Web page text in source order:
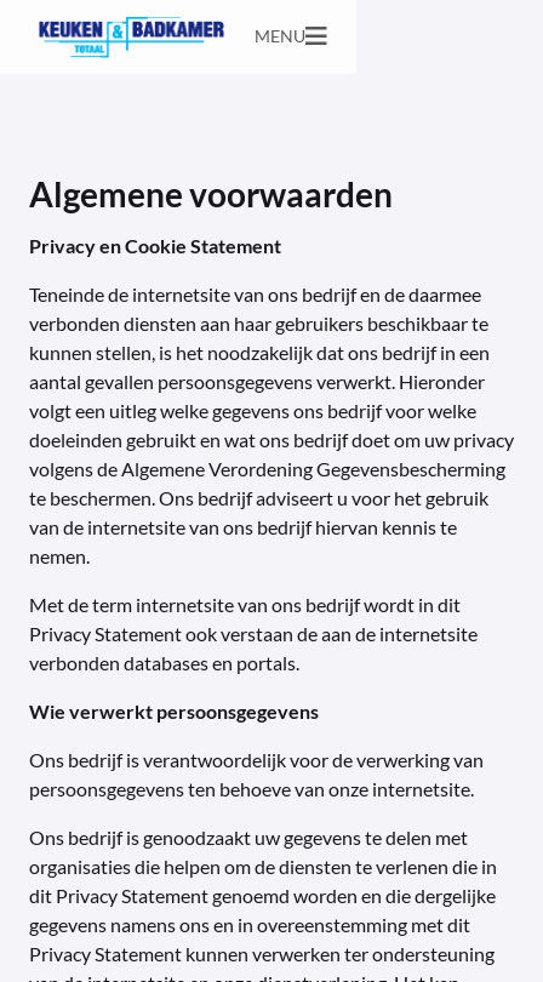
MENU
Algemene voorwaarden
Privacy en Cookie Statement
Teneinde de internetsite van ons bedrijf en de daarmee
verbonden diensten aan haar gebruikers beschikbaar te
kunnen stellen, is het noodzakelijk dat ons bedrijf in een
aantal gevallen persoonsgegevens verwerkt. Hieronder
volgt een uitleg welke gegevens ons bedrijf voor welke
doeleinden gebruikt en wat ons bedrijf doet om uw privacy
volgens de Algemene Verordening Gegevensbescherming
te beschermen. Ons bedrijf adviseert u voor het gebruik
van de internetsite van ons bedrijf hiervan kennis te
nemen.
Met de term internetsite van ons bedrijf wordt in dit
Privacy Statement ook verstaan de aan de internetsite
verbonden databases en portals.
Wie verwerkt persoonsgegevens
Ons bedrijf is verantwoordelijk voor de verwerking van
persoonsgegevens ten behoeve van onze internetsite.
Ons bedrijf is genoodzaakt uw gegevens te delen met
organisaties die helpen om de diensten te verlenen die in
dit Privacy Statement genoemd worden en die dergelijke
gegevens namens ons en in overeenstemming met dit
Privacy Statement kunnen verwerken ter ondersteuning